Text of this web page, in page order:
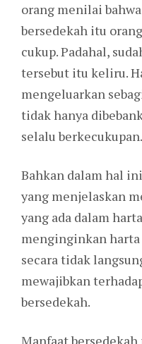
orang menilai
bersedekah itu
cukup. Padahal,
tersebut itu keliru.
mengeluarkan
tidak hanya
selalu berkecukupan.
Bahkan dalam hal
yang menjelaskan
yang ada dalam
menginginkan harta
secara tidak
mewajibkan
bersedekah.